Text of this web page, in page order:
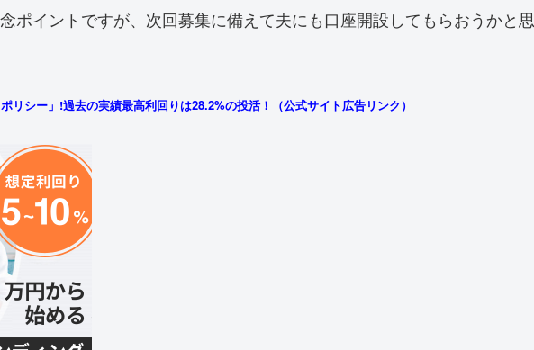
ポイントですが、次回募集に備えて夫にも口座開設してもらおうかと思
リシー」!過去の実績最高利回りは28.2%の投活！（公式サイト広告リンク）